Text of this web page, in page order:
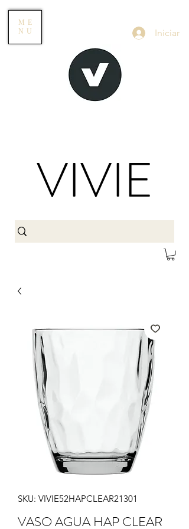
ME
NU
Iniciar
VIVIE
SKU: VIVIE52HAPCLEAR21301
VASO AGUA HAP CLEAR